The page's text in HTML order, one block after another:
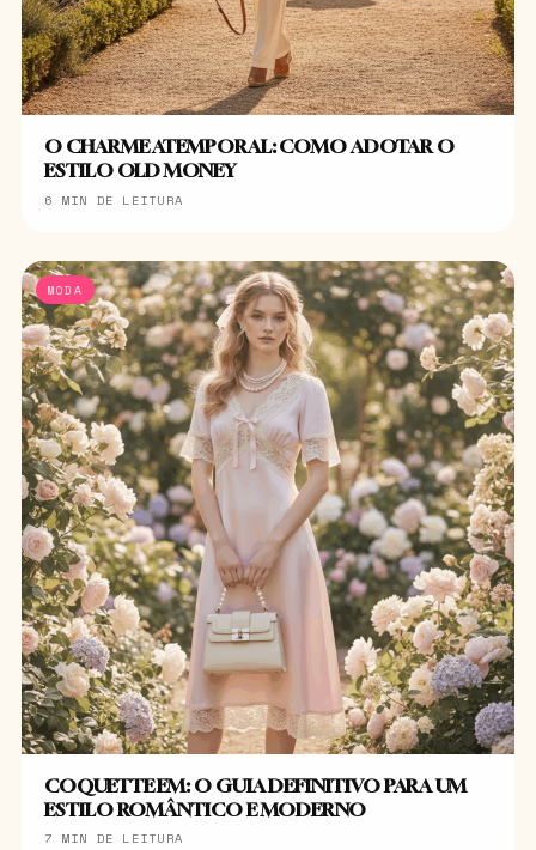
O CHARME ATEMPORAL: COMO ADOTAR O
ESTILO OLD MONEY
6 MIN DE LEITURA
MODA
COQUETTE EM: O GUIA DEFINITIVO PARA UM
ESTILO ROMÂNTICO E MODERNO
7 MIN DE LEITURA